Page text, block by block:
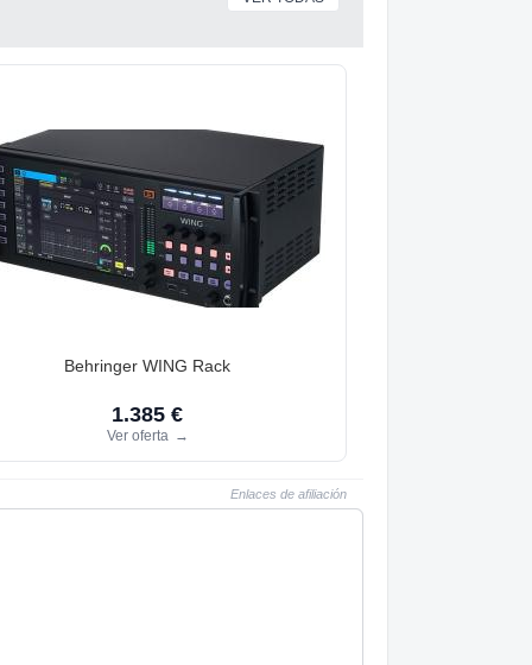
Behringer WING Rack
1.385 €
Ver oferta →
Enlaces de afiliación